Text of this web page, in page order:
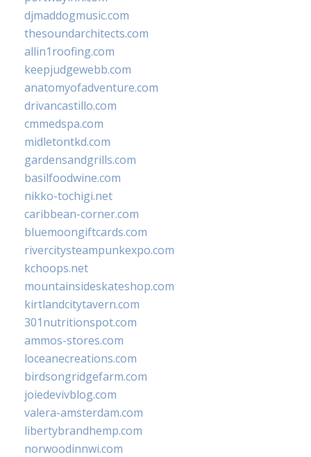
djmaddogmusic.com
thesoundarchitects.com
allin1roofing.com
keepjudgewebb.com
anatomyofadventure.com
drivancastillo.com
cmmedspa.com
midletontkd.com
gardensandgrills.com
basilfoodwine.com
nikko-tochigi.net
caribbean-corner.com
bluemoongiftcards.com
rivercitysteampunkexpo.com
kchoops.net
mountainsideskateshop.com
kirtlandcitytavern.com
301nutritionspot.com
ammos-stores.com
loceanecreations.com
birdsongridgefarm.com
joiedevivblog.com
valera-amsterdam.com
libertybrandhemp.com
norwoodinnwi.com